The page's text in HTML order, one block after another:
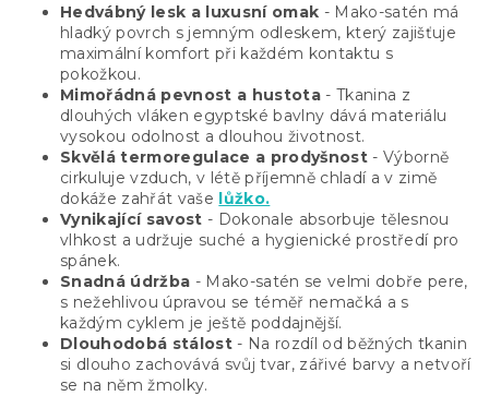
Hedvábný lesk a luxusní omak - Mako-satén má
hladký povrch s jemným odleskem, který zajišťuje
maximální komfort při každém kontaktu s
pokožkou.
Mimořádná pevnost a hustota - Tkanina z
dlouhých vláken egyptské bavlny dává materiálu
vysokou odolnost a dlouhou životnost.
Skvělá termoregulace a prodyšnost - Výborně
cirkuluje vzduch, v létě příjemně chladí a v zimě
dokáže zahřát vaše lůžko.
Vynikající savost - Dokonale absorbuje tělesnou
vlhkost a udržuje suché a hygienické prostředí pro
spánek.
Snadná údržba - Mako-satén se velmi dobře pere,
s nežehlivou úpravou se téměř nemačká a s
každým cyklem je ještě poddajnější.
Dlouhodobá stálost - Na rozdíl od běžných tkanin
si dlouho zachovává svůj tvar, zářivé barvy a netvoří
se na něm žmolky.